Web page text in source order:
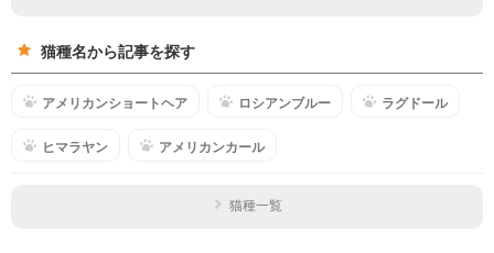
猫種名から記事を探す
アメリカンショートヘア ロシアンブルー ラグドール
ヒマラヤン アメリカンカール
猫種一覧